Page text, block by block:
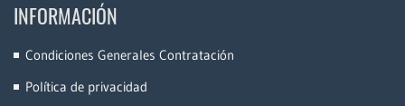
INFORMACIÓN
Condiciones Generales Contratación
Política de privacidad